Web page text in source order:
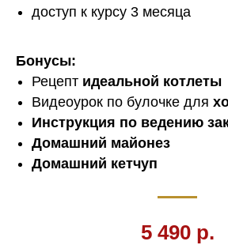
доступ к курсу 3 месяца
Бонусы:
Рецепт идеальной котлеты
Видеоурок по булочке для
Инструкция по ведению
Домашний майонез
Домашний кетчуп
5 490 р.